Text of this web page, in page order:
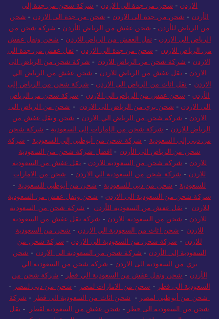
الاردن - شحن من جدة الى الاردن - شركة شحن من جدة إلى
الأردن - شحن من جدة الى الاردن - شحن من جدة الى الاردن - شحن
من الرياض للأردن - شحن عفش من الرياض للأردن - شركة شحن من
الرياض الى الاردن - نقل العفش من الرياض للاردن - شحن ونقل عفش
من الرياض للاردن - شحن من جدة الى الاردن - نقل عفش من جدة الي
الاردن - شركة شحن من الرياض للاردن - شركة شحن من الرياض الى
الاردن - نقل عفش من الرياض للاردن - شحن عفش من الرياض الي
الاردن - نقل اثاث من الرياض الى الاردن - شركة شحن من الرياض إلى
الأردن - شحن عفش من الرياض الى الاردن - شركة شحن من الرياض
الي الاردن - شحن بري من الرياض الى الاردن - شحن من الرياض الى
الاردن - شركة شحن من الرياض الي الاردن - شحن ونقل عفش من
الرياض للاردن - شركة شحن من الإمارات إلى السعودية - شركة شحن
من دبي إلى السعودية - شركة شحن من أبوظبي إلى السعودية - شركة
شحن من الرياض الى الأردن - افضل شركة شحن من السعودية
للاردن - شركة شحن من السعودية للاردن - نقل عفش من السعودية
للاردن - شركة شحن من السعودية الي الاردن - شحن من الامارات
للسعودية - شحن من دبي للسعودية - شحن من أبوظبي للسعودية -
شركة شحن من السعودية الى الاردن - شحن ونقل عفش من السعودية
للاردن - نقل عفش من السعودية للأردن - شركة شحن من السعودية
للاردن - شحن من السعودية للاردن - شركة نقل عفش من السعودية
للاردن - شحن اثاث من السعودية الي الاردن - شحن من السعودية
للاردن - شركة شحن من السعودية الي الاردن - شركة شحن من
السعودية إلى الأردن - شركة شحن من السعودية الى الاردن - شحن
بري من السعودية الى الاردن - شركة شحن من السعودية الي
الأردن - شحن ونقل عفش من السعودية الي قطر - شركة شحن من
السعودية الي قطر - شحن من الامارات لمصر - شحن من دبي لمصر -
شحن من أبوظبي لمصر - شحن اثاث من السعودية الى قطر - شركة
شحن من السعودية الى قطر - شحن عفش من السعودية لقطر - نقل